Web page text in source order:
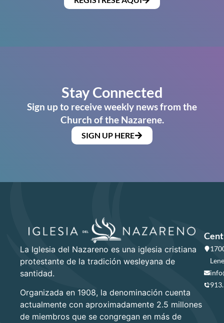
Stay Connected
Sign up to receive weekly news from the
Church of the Nazarene.
SIGN UP HERE
La Iglesia del Nazareno es una iglesia cristiana
protestante de la tradición wesleyana de
santidad.
Organizada en 1908, la denominación cuenta
actualmente con aproximadamente 2.5 millones
de miembros que se congregan en más de